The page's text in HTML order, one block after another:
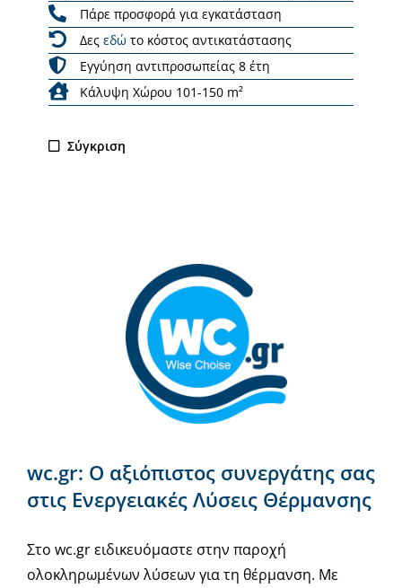
Πάρε προσφορά για εγκατάσταση
Δες εδώ το κόστος αντικατάστασης
Εγγύηση αντιπροσωπείας 8 έτη
Κάλυψη Χώρου 101-150 m²
Σύγκριση
wc.gr: Ο αξιόπιστος συνεργάτης σας
στις Ενεργειακές Λύσεις Θέρμανσης
Στο wc.gr ειδικευόμαστε στην παροχή
ολοκληρωμένων λύσεων για τη θέρμανση. Με